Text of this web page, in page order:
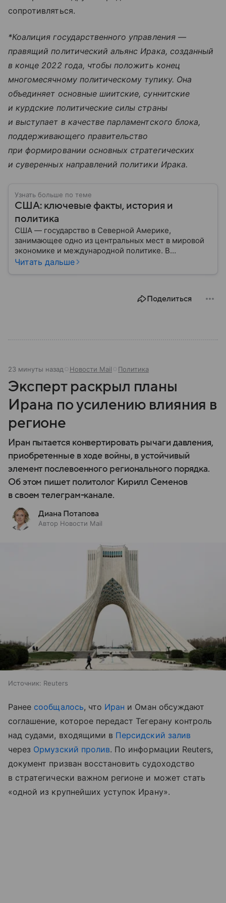
сопротивляться.
*Коалиция государственного управления —
правящий политический альянс Ирака, созданный
в конце 2022 года, чтобы положить конец
многомесячному политическому тупику. Она
объединяет основные шиитские, суннитские
и курдские политические силы страны
и выступает в качестве парламентского блока,
поддерживающего правительство
при формировании основных стратегических
и суверенных направлений политики Ирака.
Узнать больше по теме
США: ключевые факты, история и
политика
США — государство в Северной Америке,
занимающее одно из центральных мест в мировой
экономике и международной политике. В
материале — основные сведения об этой стране.
Читать дальше
Поделиться
23 минуты назад Новости Mail Политика
Эксперт раскрыл планы
Ирана по усилению влияния в
регионе
Иран пытается конвертировать рычаги давления,
приобретенные в ходе войны, в устойчивый
элемент послевоенного регионального порядка.
Об этом пишет политолог Кирилл Семенов
в своем телеграм-канале.
Диана Потапова
Автор Новости Mail
Источник: Reuters
Ранее сообщалось, что Иран и Оман обсуждают
соглашение, которое передаст Тегерану контроль
над судами, входящими в Персидский залив
через Ормузский пролив. По информации Reuters,
документ призван восстановить судоходство
в стратегически важном регионе и может стать
«одной из крупнейших уступок Ирану».